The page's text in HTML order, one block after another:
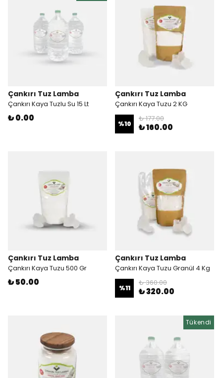
Çankırı Tuz Lamba
Çankırı Kaya Tuzlu Su 15 Lt
₺ 0.00
Çankırı Tuz Lamba
Çankırı Kaya Tuzu 2 KG
%10
₺ 177.00
₺ 160.00
Çankırı Tuz Lamba
Çankırı Kaya Tuzu 500 Gr
₺ 50.00
Çankırı Tuz Lamba
Çankırı Kaya Tuzu Granül 4 Kg
%11
₺ 360.00
₺ 320.00
Tükendi